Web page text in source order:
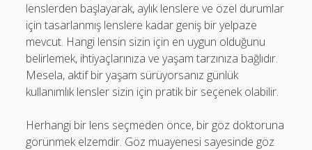
lenslerden başlayarak, aylık lenslere ve özel durumlar
için tasarlanmış lenslere kadar geniş bir yelpaze
mevcut. Hangi lensin sizin için en uygun olduğunu
belirlemek, ihtiyaçlarınıza ve yaşam tarzınıza bağlıdır.
Mesela, aktif bir yaşam sürüyorsanız günlük
kullanımlık lensler sizin için pratik bir seçenek olabilir.
Herhangi bir lens seçmeden önce, bir göz doktoruna
görünmek elzemdir. Göz muayenesi sayesinde göz